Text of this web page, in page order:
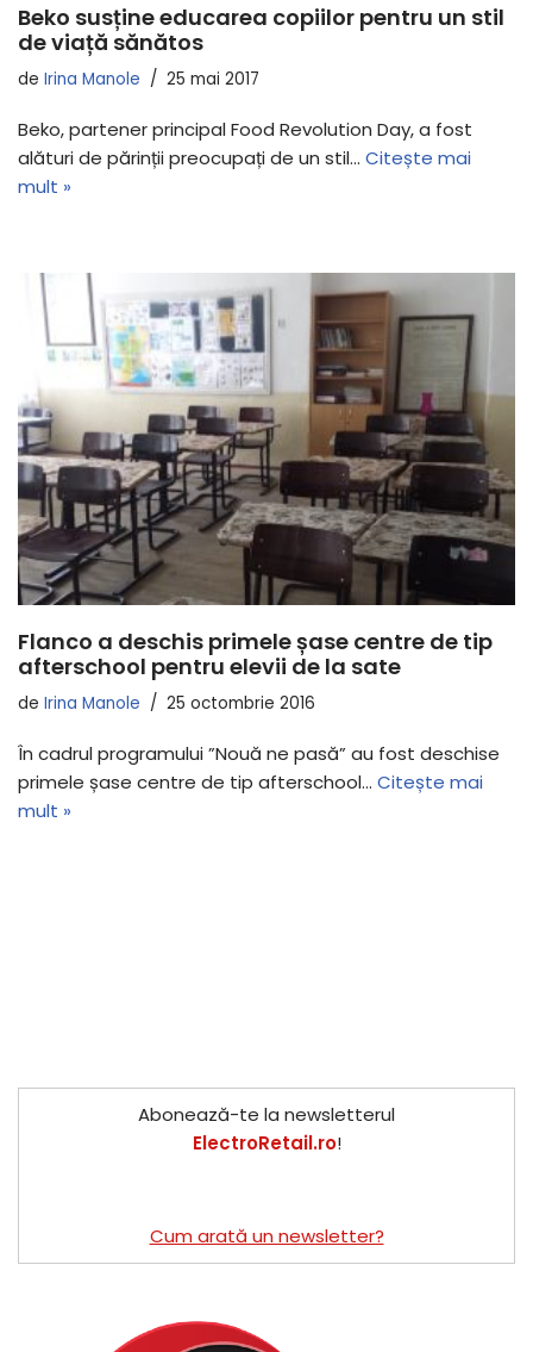
Beko susține educarea copiilor pentru un stil
de viață sănătos
de Irina Manole 25 mai 2017
Beko, partener principal Food Revolution Day, a fost
alături de părinții preocupați de un stil… Citește mai
mult »
Flanco a deschis primele șase centre de tip
afterschool pentru elevii de la sate
de Irina Manole 25 octombrie 2016
În cadrul programului ”Nouă ne pasă” au fost deschise
primele șase centre de tip afterschool… Citește mai
mult »
Abonează-te la newsletterul
ElectroRetail.ro!
Cum arată un newsletter?